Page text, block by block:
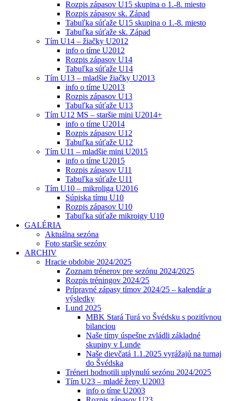
Rozpis zápasov U15 skupina o 1.-8. miesto
Rozpis zápasov sk. Západ
Tabuľka súťaže U15 skupina o 1.-8. miesto
Tabuľka súťaže sk. Západ
Tím U14 – žiačky U2012
info o tíme U2012
Rozpis zápasov U14
Tabuľka súťaže U14
Tím U13 – mladšie žiačky U2013
info o tíme U2013
Rozpis zápasov U13
Tabuľka súťaže U13
Tím U12 MS – staršie mini U2014+
info o tíme U2014
Rozpis zápasov U12
Tabuľka súťaže U12
Tím U11 – mladšie mini U2015
info o tíme U2015
Rozpis zápasov U11
Tabuľka súťaže U11
Tím U10 – mikroliga U2016
Súpiska tímu U10
Rozpis zápasov U10
Tabuľka súťaže mikroigy U10
GALÉRIA
Aktuálna sezóna
Foto staršie sezóny
ARCHIV
Hracie obdobie 2024/2025
Zoznam trénerov pre sezónu 2024/2025
Rozpis tréningov 2024/25
Prípravné zápasy tímov 2024/25 – kalendár a
výsledky
Lund 2025
MBK Stará Turá vo Švédsku s pozitívnou
bilanciou
Naše tímy úspešne zvládli základné
skupiny v Lunde
Naše dievčatá 1.1.2025 vyrážajú na turnaj
do Švédska
Tréneri hodnotili uplynulú sezónu 2024/2025
Tím U23 – mladé ženy U2003
info o tíme U2003